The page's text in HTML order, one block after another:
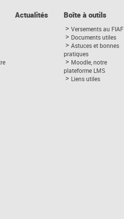
Actualités Boîte à outils
Versements au FIAF
Documents utiles
Astuces et bonnes
pratiques
Moodle, notre
plateforme LMS
Liens utiles